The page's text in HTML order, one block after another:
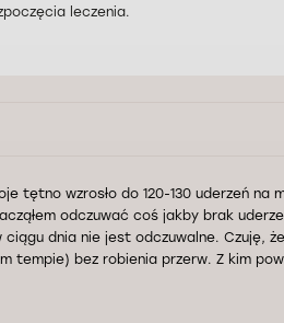
leczenia.
tętno wzrosło do 120-130 uderzeń na
odczuwać coś jakby brak
dnia nie jest odczuwalne. Czuję,
tempie) bez robienia przerw. Z kim